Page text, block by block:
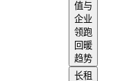
值与
企业
领跑
回暖
趋势
长租